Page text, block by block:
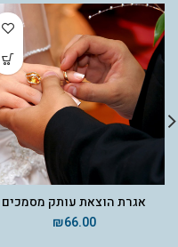
אגרת הוצאת עותק מסמכים
₪66.00